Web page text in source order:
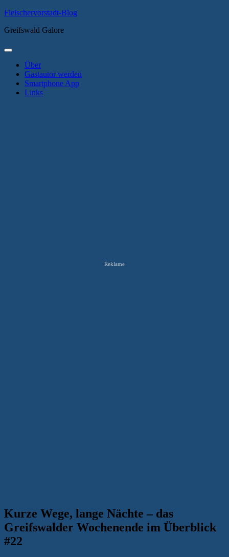
Zum
springen
Fleischervorstadt-Blog
Greifswald Galore
Primäres
Über
Gastautor werden
Smartphone App
Links
Reklame
Kurze Wege, lange Nächte – das
Greifswalder Wochenende im Überblick
#22